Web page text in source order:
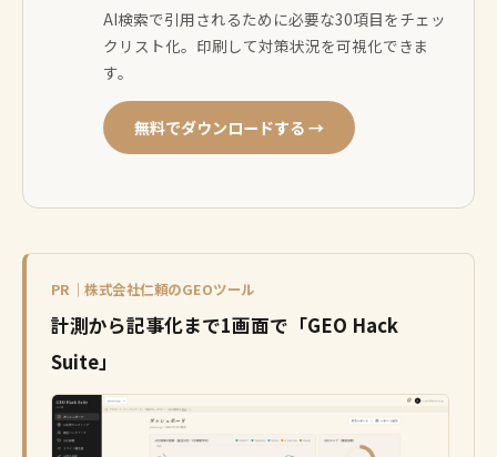
AI検索で引用されるために必要な30項目をチェッ
クリスト化。印刷して対策状況を可視化できま
す。
無料でダウンロードする →
PR｜株式会社仁頼のGEOツール
計測から記事化まで1画面で「GEO Hack
Suite」